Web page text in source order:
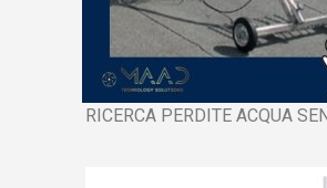
RICERCA PERDITE ACQUA